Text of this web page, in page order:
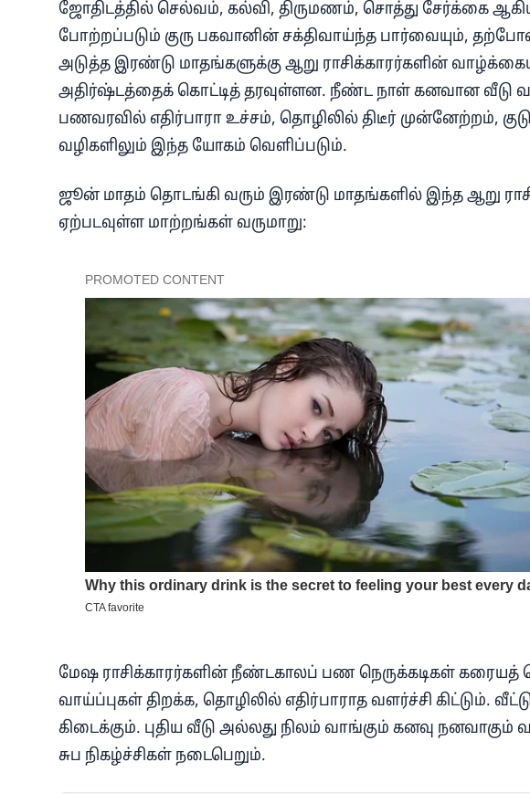
ஜோதிடத்தில் செல்வம், கல்வி, திருமணம், சொத்து சேர்க்கை
போற்றப்படும் குரு பகவானின் சக்திவாய்ந்த பார்வையும்,
அடுத்த இரண்டு மாதங்களுக்கு ஆறு ராசிக்காரர்களின்
அதிர்ஷ்டத்தைக் கொட்டித் தரவுள்ளன. நீண்ட நாள் கனவான வீடு
பணவரவில் எதிர்பாரா உச்சம், தொழிலில் திடீர் முன்னேற்றம்,
வழிகளிலும் இந்த யோகம் வெளிப்படும்.
ஜூன் மாதம் தொடங்கி வரும் இரண்டு மாதங்களில் இந்த ஆறு
ஏற்படவுள்ள மாற்றங்கள் வருமாறு:
மேஷ ராசிக்காரர்களின் நீண்டகாலப் பண நெருக்கடிகள் கரையத்
வாய்ப்புகள் திறக்க, தொழிலில் எதிர்பாராத வளர்ச்சி கிட்டும்.
கிடைக்கும். புதிய வீடு அல்லது நிலம் வாங்கும் கனவு நனவாகும்
சுப நிகழ்ச்சிகள் நடைபெறும்.